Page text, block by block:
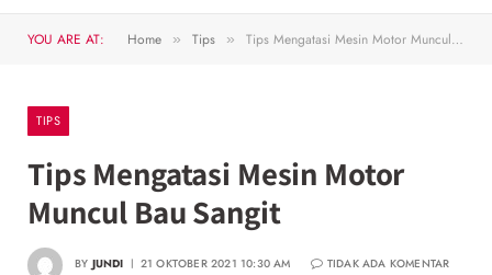
YOU ARE AT: Home » Tips » Tips Mengatasi Mesin Motor Muncul Bau Sangit
TIPS
Tips Mengatasi Mesin Motor
Muncul Bau Sangit
BY JUNDI 21 OKTOBER 2021 10:30 AM
TIDAK ADA KOMENTAR